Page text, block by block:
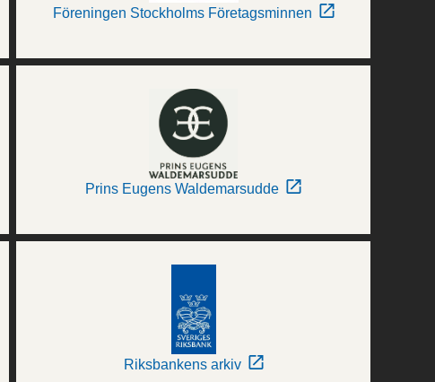
Föreningen Stockholms Företagsminnen
Prins Eugens Waldemarsudde
Riksbankens arkiv